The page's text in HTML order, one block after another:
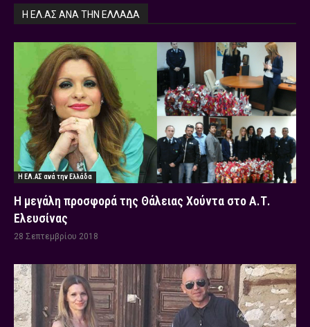
Η ΕΛ.ΑΣ ΑΝΆ ΤΗΝ ΕΛΛΆΔΑ
Η ΕΛ.ΑΣ ανά την Ελλάδα
Η μεγάλη προσφορά της Θάλειας Χούντα στο Α.Τ.
Ελευσίνας
28 Σεπτεμβρίου 2018